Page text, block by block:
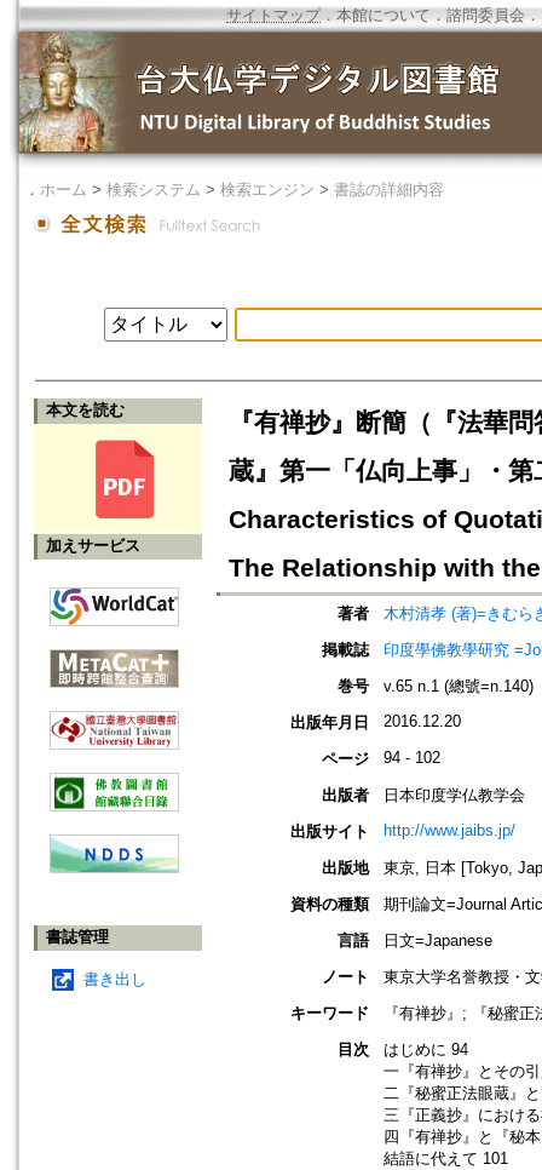
サイトマップ．本館について ． 諮問委員会 ．
． ホーム > 検索システム > 検索エンジン > 書誌の詳細内容
本文を読む
加えサービス
書誌管理
書き出し
『有禅抄』断簡（『法華
蔵』第一「仏向上事」・
Characteristics of
The Relationship with
著者
木村清孝 (著)=きむら
掲載誌
印度學佛教學研究
巻号
v.65 n.1 (總號=n.140)
出版年月日
2016.12.20
ページ 94 - 102
出版者
日本印度学仏教学会
出版サイト
http://www.jaibs.jp/
出版地
東京, 日本 [Tokyo,
資料の種類
期刊論文=Journal
言語
日文=Japanese
ノート
東京大学名誉教授・
キーワード
『有禅抄』; 『秘蜜
目次
はじめに 94
一『有禅抄』とその
二『秘蜜正法眼蔵』
三『正義抄』におけ
四『有禅抄』と『秘
結語に代えて 101